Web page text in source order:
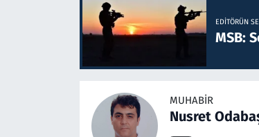
EDITÖRÜN
MSB:
MUHABIR
Nusret